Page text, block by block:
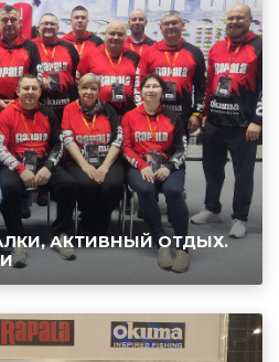
АКТИВНЫЙ ОТДЫХ.